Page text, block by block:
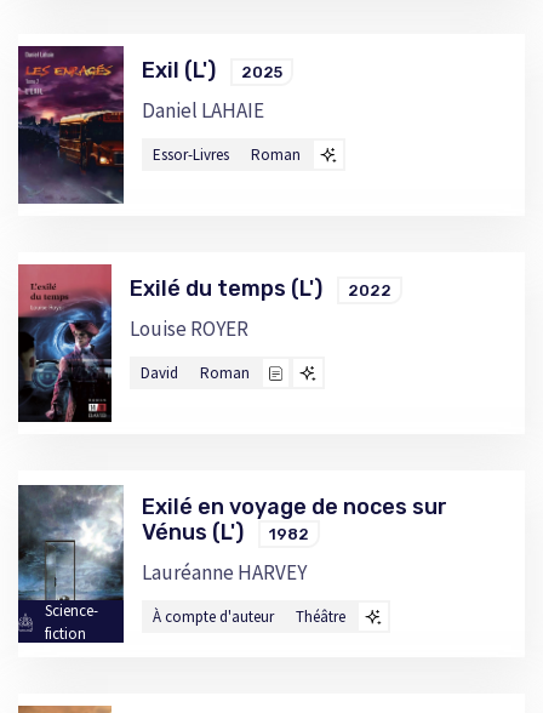
Exil (L') 2025
Daniel LAHAIE
Essor-Livres Roman
Exilé du temps (L') 2022
Louise ROYER
David Roman
Science-
fiction
Exilé en voyage de noces sur
Vénus (L')
1982
Lauréanne HARVEY
À compte d'auteur Théâtre